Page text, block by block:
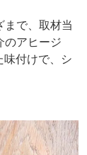
で、取材当
のアヒージ
味付けで、シ